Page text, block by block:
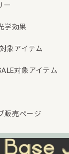
ー
学効果
象アイテム
対象アイテム
販売ページ